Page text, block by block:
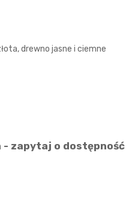
drewno jasne i ciemne
- zapytaj o dostępność